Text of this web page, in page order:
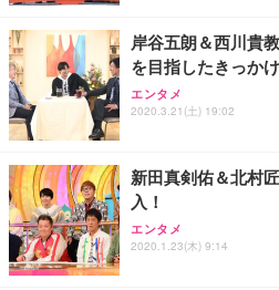
ョン PCチェア 通気
務用 おしゃれ パソコ
Sezlife オフィスチェ
ワーク チェア 強化バ
能 人間工学 椅子 腰サ
務用 おしゃれ パソコ
ANDWINT オフィスチ
ッシュ 通気性 ランバ
ス圧無段階昇降 360度
【整備済み品】Dell
ー フルHD（
ort/VGA スピーカー内
【MiniLED/24.5inch/
HOOTER Gaming
グモニター QD 24.5イ
Smart Basic(スマート
限定】 Smart Basic ア
超厚型 お徳用 ワイド
アイリスオーヤマ ペ
ュラー 200枚入【
岸谷五朗＆西川貴
を目指したきっか
エンタメ
2020.3.21(土) 19:02
新田真剣佑＆北村
入！
エンタメ
2020.1.23(木) 9:14